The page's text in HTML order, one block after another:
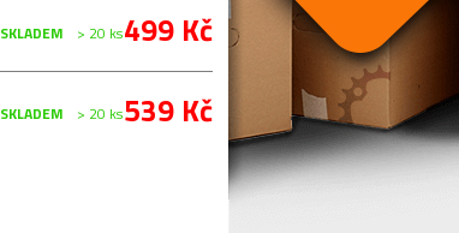
SKLADEM > 20 ks499 Kč
SKLADEM > 20 ks539 Kč